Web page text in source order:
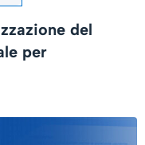
del
per